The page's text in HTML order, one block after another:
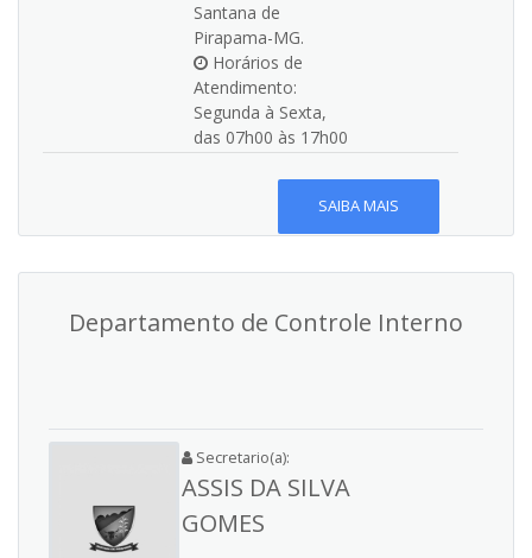
Santana de
Pirapama-MG.
Horários de
Atendimento:
Segunda à Sexta,
das 07h00 às 17h00
SAIBA MAIS
Departamento de Controle Interno
Secretario(a):
ASSIS DA SILVA
GOMES